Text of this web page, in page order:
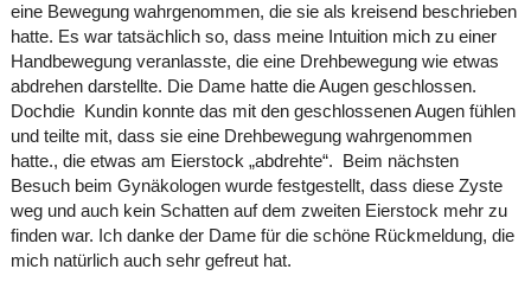
eine Bewegung wahrgenommen, die sie als kreisend beschrieben
hatte. Es war tatsächlich so, dass meine Intuition mich zu einer
Handbewegung veranlasste, die eine Drehbewegung wie etwas
abdrehen darstellte. Die Dame hatte die Augen geschlossen.
Dochdie Kundin konnte das mit den geschlossenen Augen fühlen
und teilte mit, dass sie eine Drehbewegung wahrgenommen
hatte., die etwas am Eierstock „abdrehte“. Beim nächsten
Besuch beim Gynäkologen wurde festgestellt, dass diese Zyste
weg und auch kein Schatten auf dem zweiten Eierstock mehr zu
finden war. Ich danke der Dame für die schöne Rückmeldung, die
mich natürlich auch sehr gefreut hat.